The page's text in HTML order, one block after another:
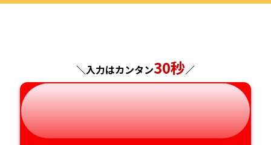
静岡県
和歌山県
徳島県
熊本県
大分県
＼入力はカンタン30秒／